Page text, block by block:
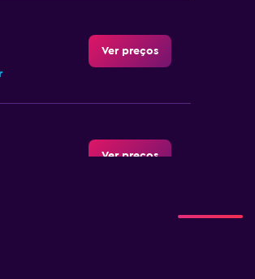
Ver preços
Ver preços